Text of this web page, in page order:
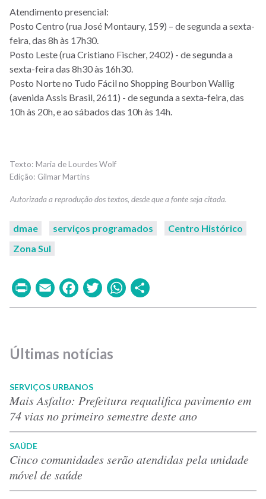
Atendimento presencial:
Posto Centro (rua José Montaury, 159) – de segunda a sexta-
feira, das 8h às 17h30.
Posto Leste (rua Cristiano Fischer, 2402) - de segunda a
sexta-feira das 8h30 às 16h30.
Posto Norte no Tudo Fácil no Shopping Bourbon Wallig
(avenida Assis Brasil, 2611) - de segunda a sexta-feira, das
10h às 20h, e ao sábados das 10h às 14h.
Maria de Lourdes Wolf
Gilmar Martins
dmae serviços programados
Centro Histórico
Zona Sul
PrintEmailFacebook
TwitterWhatsApp
Últimas notícias
SERVIÇOS URBANOS
Mais Asfalto: Prefeitura requalifica pavimento em
74 vias no primeiro semestre deste ano
SAÚDE
Cinco comunidades serão atendidas pela unidade
móvel de saúde